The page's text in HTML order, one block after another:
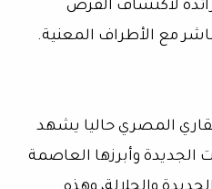
لاكتشاف الفرص
مع الأطراف المعنية.
المصري حاليا يشهد
الجديدة وأبرزها العاصمة